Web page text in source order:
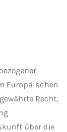
Europäischen
Recht,
über die